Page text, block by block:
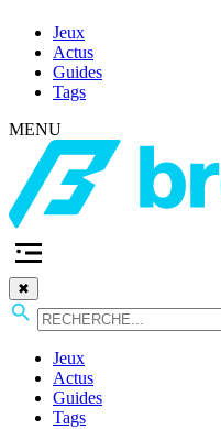
Jeux
Actus
Guides
Tags
MENU
✖
Jeux
Actus
Guides
Tags